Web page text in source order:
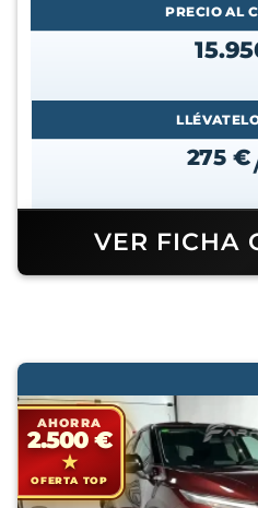
PRECIO AL
275 €
VER FICHA
AHORRA
2.500 €
OFERTA TOP